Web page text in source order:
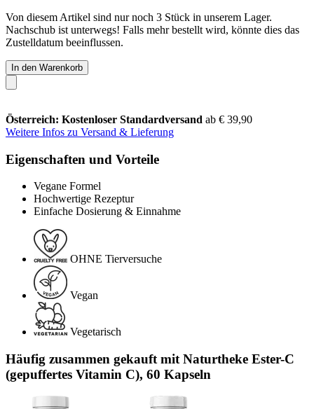
Von diesem Artikel sind nur noch 3 Stück in unserem Lager.
Nachschub ist unterwegs! Falls mehr bestellt wird, könnte dies das
Zustelldatum beeinflussen.
In den Warenkorb
Österreich: Kostenloser Standardversand ab € 39,90
Weitere Infos zu Versand & Lieferung
Eigenschaften und Vorteile
Vegane Formel
Hochwertige Rezeptur
Einfache Dosierung & Einnahme
OHNE Tierversuche
Vegan
Vegetarisch
Häufig zusammen gekauft mit Naturtheke Ester-C
(gepuffertes Vitamin C), 60 Kapseln